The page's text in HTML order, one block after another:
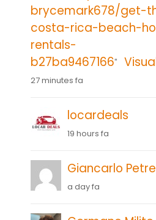
brycemark678/get-
costa-rica-beach-
rentals-
b27ba9467166"
27 minutes fa
locardeals
19 hours fa
Giancarlo
a day fa